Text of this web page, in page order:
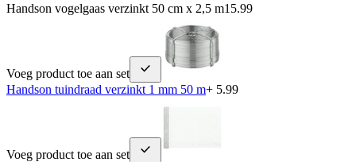
Handson vogelgaas verzinkt 50 cm x 2,5 m15.99
Voeg product toe aan set
Handson tuindraad verzinkt 1 mm 50 m+ 5.99
Voeg product toe aan set